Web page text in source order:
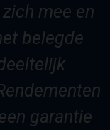
mee en
belegde
garantie